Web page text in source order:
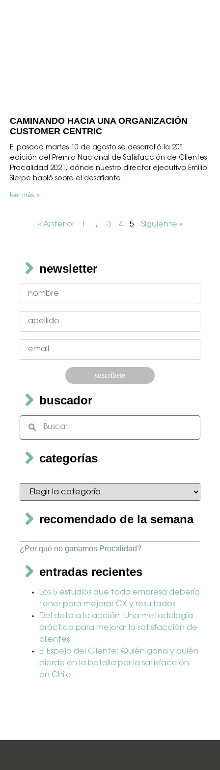
CAMINANDO HACIA UNA ORGANIZACIÓN
CUSTOMER CENTRIC
El pasado martes 10 de agosto se desarrolló la 20º
edición del Premio Nacional de Satisfacción de Clientes
Procalidad 2021, dónde nuestro director ejecutivo Emilio
Sierpe habló sobre el desafiante
leer más »
« Anterior … 3 4 5 Siguiente »
newsletter
Por favor, deja este campo vacío.
buscador
categorías
recomendado de la semana
¿Por qué no ganamos Procalidad?
entradas recientes
Los 5 estudios que toda empresa debería
tener para mejorar CX y resultados
Del dato a la acción: Una metodología
práctica para mejorar la satisfacción de
clientes
El Espejo del Cliente: Quién gana y quién
pierde en la batalla por la satisfacción
en Chile